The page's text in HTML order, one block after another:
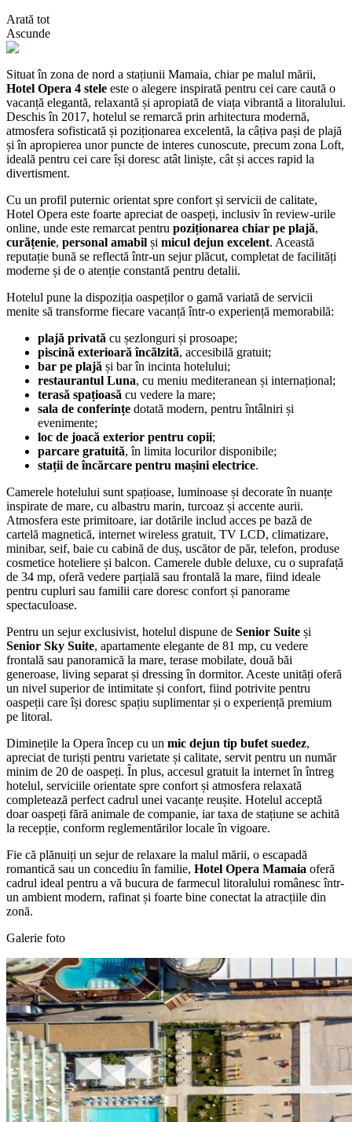
Arată tot
Ascunde
Situat în zona de nord a stațiunii Mamaia, chiar pe malul mării,
Hotel Opera 4 stele este o alegere inspirată pentru cei care caută o
vacanță elegantă, relaxantă și apropiată de viața vibrantă a litoralului.
Deschis în 2017, hotelul se remarcă prin arhitectura modernă,
atmosfera sofisticată și poziționarea excelentă, la câțiva pași de plajă
și în apropierea unor puncte de interes cunoscute, precum zona Loft,
ideală pentru cei care își doresc atât liniște, cât și acces rapid la
divertisment.
Cu un profil puternic orientat spre confort și servicii de calitate,
Hotel Opera este foarte apreciat de oaspeți, inclusiv în review-urile
online, unde este remarcat pentru poziționarea chiar pe plajă,
curățenie, personal amabil și micul dejun excelent. Această
reputație bună se reflectă într-un sejur plăcut, completat de facilități
moderne și de o atenție constantă pentru detalii.
Hotelul pune la dispoziția oaspeților o gamă variată de servicii
menite să transforme fiecare vacanță într-o experiență memorabilă:
plajă privată cu șezlonguri și prosoape;
piscină exterioară încălzită, accesibilă gratuit;
bar pe plajă și bar în incinta hotelului;
restaurantul Luna, cu meniu mediteranean și internațional;
terasă spațioasă cu vedere la mare;
sala de conferințe dotată modern, pentru întâlniri și
evenimente;
loc de joacă exterior pentru copii;
parcare gratuită, în limita locurilor disponibile;
stații de încărcare pentru mașini electrice.
Camerele hotelului sunt spațioase, luminoase și decorate în nuanțe
inspirate de mare, cu albastru marin, turcoaz și accente aurii.
Atmosfera este primitoare, iar dotările includ acces pe bază de
cartelă magnetică, internet wireless gratuit, TV LCD, climatizare,
minibar, seif, baie cu cabină de duș, uscător de păr, telefon, produse
cosmetice hoteliere și balcon. Camerele duble deluxe, cu o suprafață
de 34 mp, oferă vedere parțială sau frontală la mare, fiind ideale
pentru cupluri sau familii care doresc confort și panorame
spectaculoase.
Pentru un sejur exclusivist, hotelul dispune de Senior Suite și
Senior Sky Suite, apartamente elegante de 81 mp, cu vedere
frontală sau panoramică la mare, terase mobilate, două băi
generoase, living separat și dressing în dormitor. Aceste unități oferă
un nivel superior de intimitate și confort, fiind potrivite pentru
oaspeții care își doresc spațiu suplimentar și o experiență premium
pe litoral.
Diminețile la Opera încep cu un mic dejun tip bufet suedez,
apreciat de turiști pentru varietate și calitate, servit pentru un număr
minim de 20 de oaspeți. În plus, accesul gratuit la internet în întreg
hotelul, serviciile orientate spre confort și atmosfera relaxată
completează perfect cadrul unei vacanțe reușite. Hotelul acceptă
doar oaspeți fără animale de companie, iar taxa de stațiune se achită
la recepție, conform reglementărilor locale în vigoare.
Fie că plănuiți un sejur de relaxare la malul mării, o escapadă
romantică sau un concediu în familie, Hotel Opera Mamaia oferă
cadrul ideal pentru a vă bucura de farmecul litoralului românesc într-
un ambient modern, rafinat și foarte bine conectat la atracțiile din
zonă.
Galerie foto